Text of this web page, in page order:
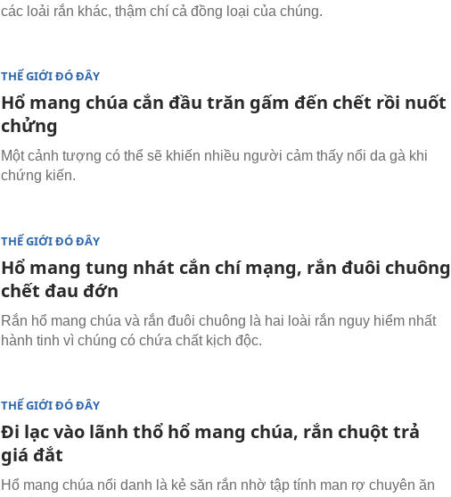
các loải rắn khác, thậm chí cả đồng loại của chúng.
THẾ GIỚI ĐÓ ĐÂY
Hổ mang chúa cắn đầu trăn gấm đến chết rồi nuốt
chửng
Một cảnh tượng có thể sẽ khiến nhiều người cảm thấy nổi da gà khi
chứng kiến.
THẾ GIỚI ĐÓ ĐÂY
Hổ mang tung nhát cắn chí mạng, rắn đuôi chuông
chết đau đớn
Rắn hổ mang chúa và rắn đuôi chuông là hai loài rắn nguy hiểm nhất
hành tinh vì chúng có chứa chất kịch độc.
THẾ GIỚI ĐÓ ĐÂY
Đi lạc vào lãnh thổ hổ mang chúa, rắn chuột trả
giá đắt
Hổ mang chúa nổi danh là kẻ săn rắn nhờ tập tính man rợ chuyên ăn